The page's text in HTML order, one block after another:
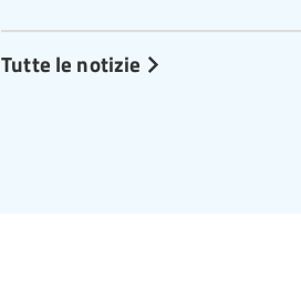
Tutte le notizie